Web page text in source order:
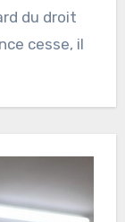
du droit
cesse, il